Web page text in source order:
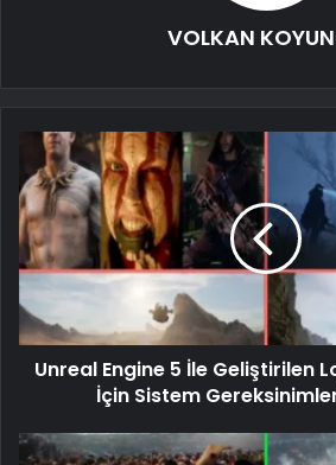
VOLKAN
Unreal Engine 5 İle Geliştirilen
İçin Sistem